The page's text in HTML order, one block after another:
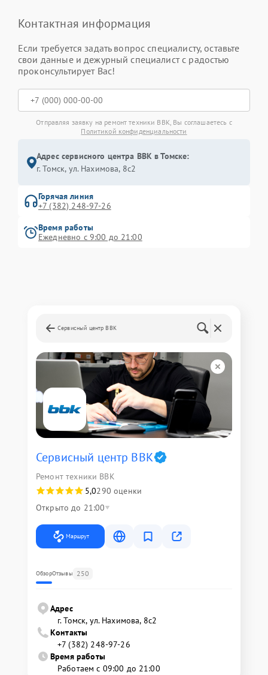
Контактная информация
Если требуется задать вопрос специалисту, оставьте
свои данные и дежурный специалист с радостью
проконсультирует Вас!
Отправляя заявку на ремонт техники BBK, Вы соглашаетесь с
Политикой конфиденциальности
Адрес сервисного центра BBK в Томске:
г. Томск, ул. Нахимова, 8с2
Горячая линия
+7 (382) 248-97-26
Время работы
Ежедневно с 9:00 до 21:00
Сервисный центр BBK
Сервисный центр BBK
Ремонт техники BBK
5,0290 оценки
Открыто до 21:00
Маршрут
ОбзорОтзывы 250
Адрес
г. Томск, ул. Нахимова, 8с2
Контакты
+7 (382) 248-97-26
Время работы
Работаем с 09:00 до 21:00